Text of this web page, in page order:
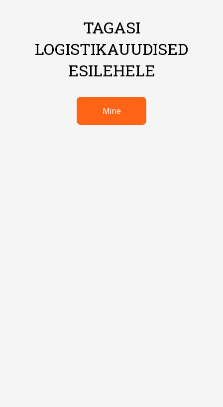
TAGASI
LOGISTIKAUUDISED
ESILEHELE
Mine